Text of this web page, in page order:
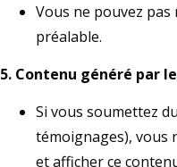
Vous ne pouvez
préalable.
5. Contenu généré par
Si vous soumettez
témoignages), vous
et afficher ce